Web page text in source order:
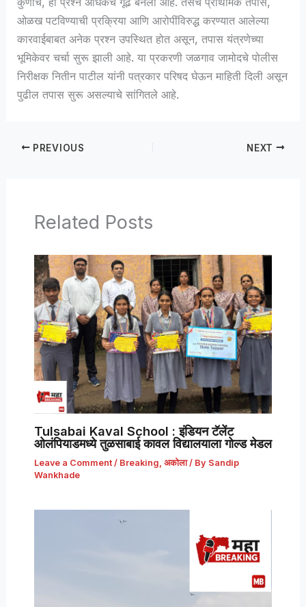
ओळख पटविण्याची प्रक्रिया आणि आरोपींविरुद्ध करण्यात आलेल्या
कारवाईबाबत अनेक प्रश्न उपस्थित होत असून, तपास यंत्रणेच्या
भूमिकेवर चर्चा सुरू झाली आहे. या प्रकरणी जळगाव जामोदचे पोलीस
निरीक्षक नितीन पाटील यांनी पत्रकार परिषद घेऊन माहिती दिली असून
पुढील तपास सुरू असल्याचे सांगितले आहे.
PREVIOUS NEXT
Related Posts
Tulsabai Kaval School : इंडियन टॅलेंट
ओलंपियाडमध्ये तुळसाबाई कावल विद्यालयाला गोल्ड मेडल
Leave a Comment / Breaking अकोला/ By Sandip
Wankhade